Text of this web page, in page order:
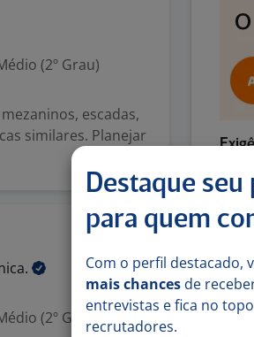
(2º Grau)
escadas,
similares. Planejar
(2º Grau)
Destaque
para quem
Com o perfil destacado,
mais chances de
entrevistas e fica no
recrutadores.